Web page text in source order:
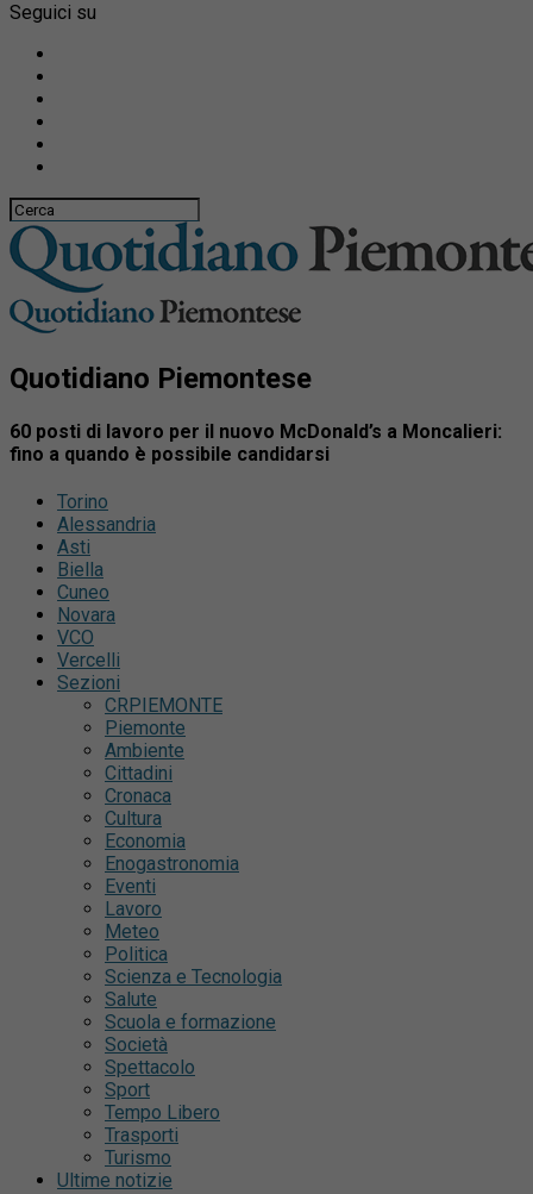
Seguici su
Quotidiano Piemontese
60 posti di lavoro per il nuovo McDonald’s a Moncalieri:
fino a quando è possibile candidarsi
Torino
Alessandria
Asti
Biella
Cuneo
Novara
VCO
Vercelli
Sezioni
CRPIEMONTE
Piemonte
Ambiente
Cittadini
Cronaca
Cultura
Economia
Enogastronomia
Eventi
Lavoro
Meteo
Politica
Scienza e Tecnologia
Salute
Scuola e formazione
Società
Spettacolo
Sport
Tempo Libero
Trasporti
Turismo
Ultime notizie